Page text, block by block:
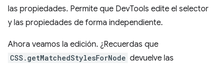
las propiedades. Permite que DevTools edite el selector
y las propiedades de forma independiente.
Ahora veamos la edición. ¿Recuerdas que
CSS.getMatchedStylesForNode devuelve las